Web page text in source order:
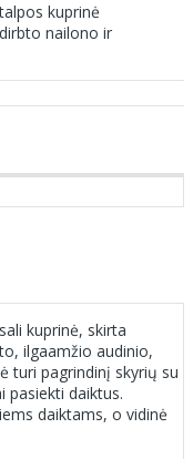
kuprinė
nailono ir
kuprinė, skirta
ilgaamžio audinio,
turi pagrindinį skyrių su
pasiekti daiktus.
daiktams, o vidinė